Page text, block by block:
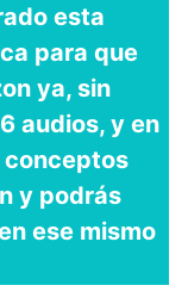
esta
para que
ya, sin
audios, y en
conceptos
y podrás
ese mismo